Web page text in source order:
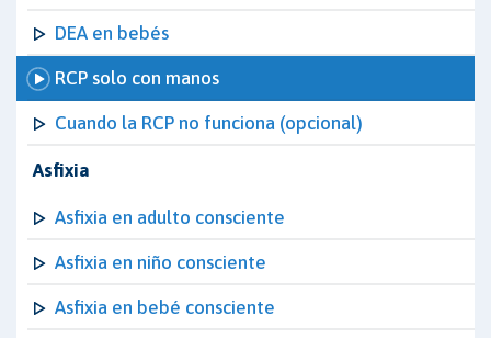
DEA en bebés
RCP solo con manos
Cuando la RCP no funciona (opcional)
Asfixia
Asfixia en adulto consciente
Asfixia en niño consciente
Asfixia en bebé consciente